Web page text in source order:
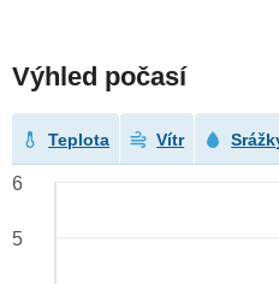
Výhled počasí
Teplota Vítr
6
5